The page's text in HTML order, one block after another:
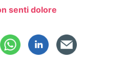
senti dolore